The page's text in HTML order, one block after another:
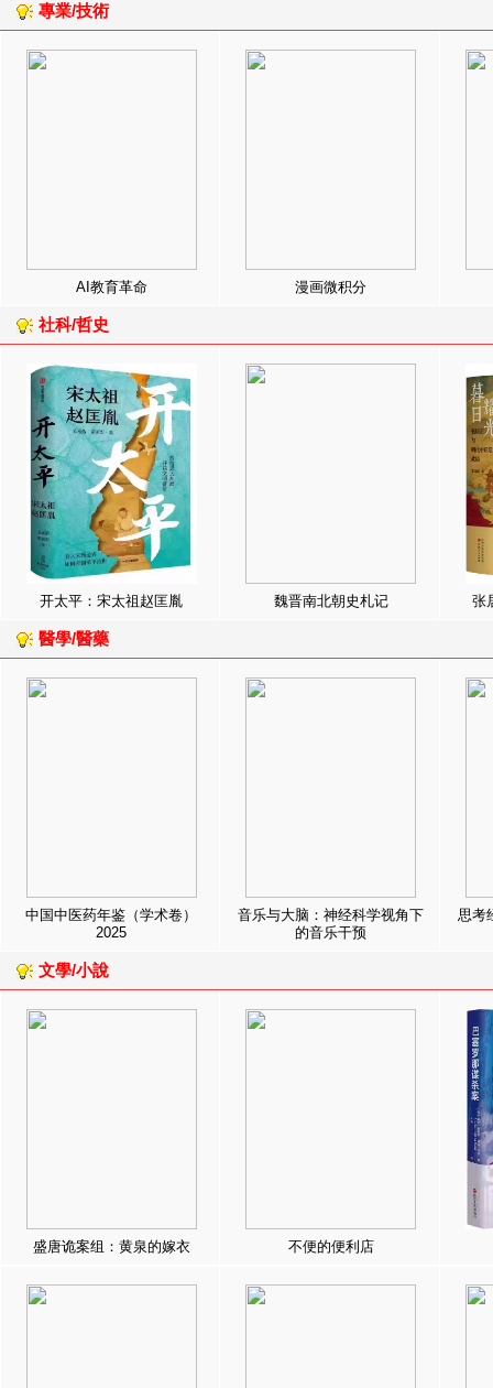
專業/技術
AI教育革命 漫画微积分
社科/哲史
开太平：宋太祖赵匡胤 魏晋南北朝史札记 张
醫學/醫藥
中国中医药年鉴（学术卷）
2025
音乐与大脑：神经科学视角下
的音乐干预
思考
文學/小說
盛唐诡案组：黄泉的嫁衣 不便的便利店